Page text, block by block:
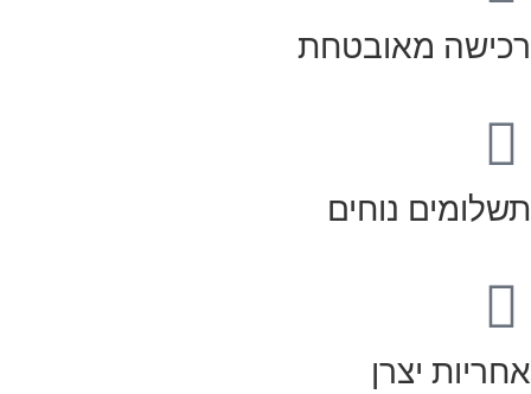
רכישה מאובטחת
תשלומים נוחים
אחריות יצרן